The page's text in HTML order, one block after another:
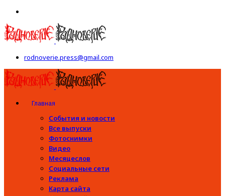
rodnoverie.press@gmail.com
Главная
События и новости
Все выпуски
Фотоснимки
Видео
Месяцеслов
Социальные сети
Реклама
Карта сайта